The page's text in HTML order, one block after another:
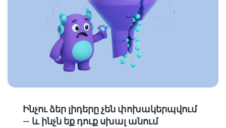
Ինչու ձեր լիդերը չեն փոխակերպվում
— և ինչն եք դուք սխալ անում